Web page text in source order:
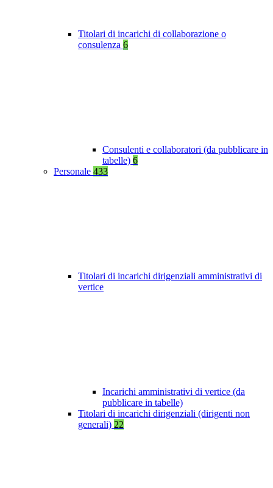
Titolari di incarichi di collaborazione o
consulenza 6
Consulenti e collaboratori (da pubblicare in
tabelle) 6
Personale 433
Titolari di incarichi dirigenziali amministrativi di
vertice
Incarichi amministrativi di vertice (da
pubblicare in tabelle)
Titolari di incarichi dirigenziali (dirigenti non
generali) 22